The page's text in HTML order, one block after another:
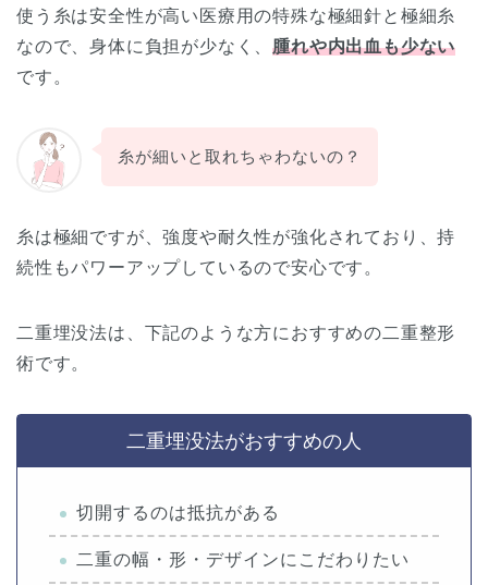
使う糸は安全性が高い医療用の特殊な極細針と極細糸
なので、身体に負担が少なく、腫れや内出血も少ない
です。
糸が細いと取れちゃわないの？
糸は極細ですが、強度や耐久性が強化されており、持
続性もパワーアップしているので安心です。
二重埋没法は、下記のような方におすすめの二重整形
術です。
二重埋没法がおすすめの人
切開するのは抵抗がある
二重の幅・形・デザインにこだわりたい